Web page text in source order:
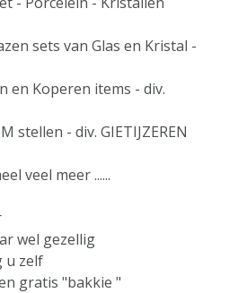
sets van Glas en Kristal -
en Koperen items - div.
stellen - div. GIETIJZEREN
veel meer ......
wel gezellig
u zelf
gratis "bakkie "